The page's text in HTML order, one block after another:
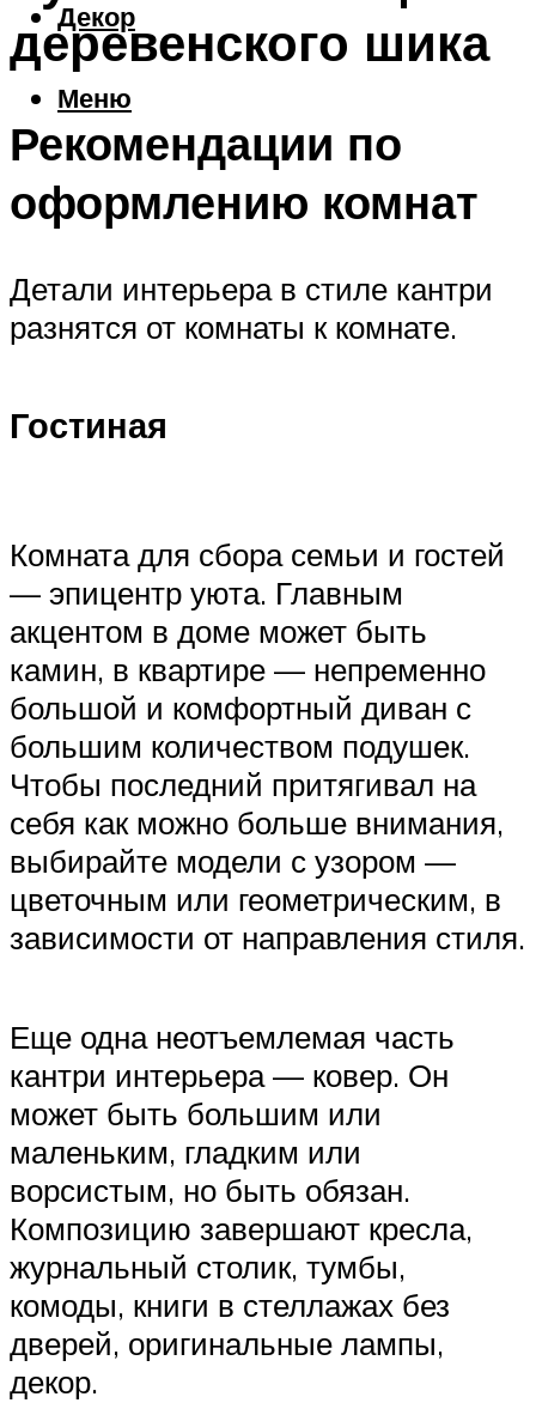
Декор
Меню
деревенского шика
Рекомендации по
оформлению комнат
Детали интерьера в стиле кантри
разнятся от комнаты к комнате.
Гостиная
Комната для сбора семьи и гостей
— эпицентр уюта. Главным
акцентом в доме может быть
камин, в квартире — непременно
большой и комфортный диван с
большим количеством подушек.
Чтобы последний притягивал на
себя как можно больше внимания,
выбирайте модели с узором —
цветочным или геометрическим, в
зависимости от направления стиля.
Еще одна неотъемлемая часть
кантри интерьера — ковер. Он
может быть большим или
маленьким, гладким или
ворсистым, но быть обязан.
Композицию завершают кресла,
журнальный столик, тумбы,
комоды, книги в стеллажах без
дверей, оригинальные лампы,
декор.